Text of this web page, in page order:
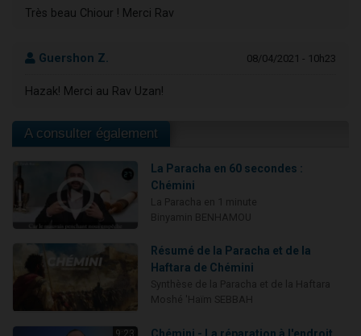
Très beau Chiour ! Merci Rav
Guershon Z. 08/04/2021 - 10h23
Hazak! Merci au Rav Uzan!
A consulter également
La Paracha en 60 secondes :
Chémini
Résumé de la Paracha et de la
Haftara de Chémini
9:23 Chémini - La réparation à l'endroit